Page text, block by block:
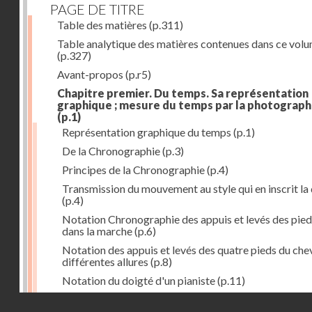
PAGE DE TITRE
Table des matières (p.311)
Table analytique des matières contenues dans ce
(p.327)
Avant-propos (p.r5)
Chapitre premier. Du temps. Sa représentation
graphique ; mesure du temps par la
(p.1)
Représentation graphique du temps (p.1)
De la Chronographie(p.3)
Principes de la Chronographie(p.4)
Transmission du mouvement au style qui en inscrit la
(p.4)
Notation Chronographie des appuis et levés des
dans la marche(p.6)
Notation des appuis et levés des quatre pieds du
différentes allures (p.8)
Notation du doigté d'un pianiste(p.11)